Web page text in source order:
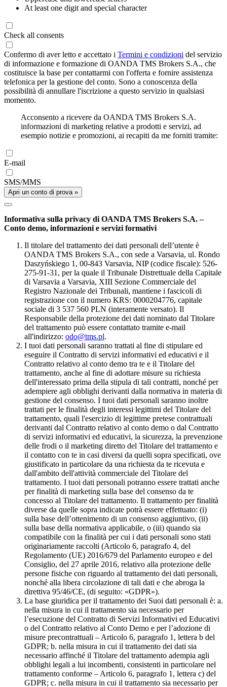
At least one digit and special character
Check all consents
Confermo di aver letto e accettato i Termini e condizioni del servizio
di informazione e formazione di OANDA TMS Brokers S.A., che
costituisce la base per contattarmi con l'offerta e fornire assistenza
telefonica per la gestione del conto. Sono a conoscenza della
possibilità di annullare l'iscrizione a questo servizio in qualsiasi
momento.
Acconsento a ricevere da OANDA TMS Brokers S.A.
informazioni di marketing relative a prodotti e servizi, ad
esempio notizie e promozioni, ai recapiti da me forniti tramite:
E-mail
SMS/MMS
Apri un conto di prova »
Informativa sulla privacy di OANDA TMS Brokers S.A. –
Conto demo, informazioni e servizi formativi
Il titolare del trattamento dei dati personali dell’utente è
OANDA TMS Brokers S.A., con sede a Varsavia, ul. Rondo
Daszyńskiego 1, 00-843 Varsavia, NIP (codice fiscale): 526-
275-91-31, per la quale il Tribunale Distrettuale della Capitale
di Varsavia a Varsavia, XIII Sezione Commerciale del
Registro Nazionale dei Tribunali, mantiene i fascicoli di
registrazione con il numero KRS: 0000204776, capitale
sociale di 3 537 560 PLN (interamente versato). Il
Responsabile della protezione dei dati nominato dal Titolare
del trattamento può essere contattato tramite e-mail
all'indirizzo: odo@tms.pl.
I tuoi dati personali saranno trattati al fine di stipulare ed
eseguire il Contratto di servizi informativi ed educativi e il
Contratto relativo al conto demo tra te e il Titolare del
trattamento, anche al fine di adottare misure su richiesta
dell'interessato prima della stipula di tali contratti, nonché per
adempiere agli obblighi derivanti dalla normativa in materia di
gestione del consenso. I tuoi dati personali saranno inoltre
trattati per le finalità degli interessi legittimi del Titolare del
trattamento, quali l'esercizio di legittime pretese contrattuali
derivanti dal Contratto relativo al conto demo o dal Contratto
di servizi informativi ed educativi, la sicurezza, la prevenzione
delle frodi o il marketing diretto del Titolare del trattamento e
il contatto con te in casi diversi da quelli sopra specificati, ove
giustificato in particolare da una richiesta da te ricevuta e
dall'ambito dell'attività commerciale del Titolare del
trattamento. I tuoi dati personali potranno essere trattati anche
per finalità di marketing sulla base del consenso da te
concesso al Titolare del trattamento. Il trattamento per finalità
diverse da quelle sopra indicate potrà essere effettuato: (i)
sulla base dell’ottenimento di un consenso aggiuntivo, (ii)
sulla base della normativa applicabile, o (iii) quando sia
compatibile con la finalità per cui i dati personali sono stati
originariamente raccolti (Articolo 6, paragrafo 4, del
Regolamento (UE) 2016/679 del Parlamento europeo e del
Consiglio, del 27 aprile 2016, relativo alla protezione delle
persone fisiche con riguardo al trattamento dei dati personali,
nonché alla libera circolazione di tali dati e che abroga la
direttiva 95/46/CE, (di seguito: «GDPR»).
La base giuridica per il trattamento dei Suoi dati personali è: a.
nella misura in cui il trattamento sia necessario per
l’esecuzione del Contratto di Servizi Informativi ed Educativi
o del Contratto relativo al Conto Demo e per l’adozione di
misure precontrattuali – Articolo 6, paragrafo 1, lettera b del
GDPR; b. nella misura in cui il trattamento dei dati sia
necessario affinché il Titolare del trattamento adempia agli
obblighi legali a lui incombenti, consistenti in particolare nel
trattamento conforme – Articolo 6, paragrafo 1, lettera c) del
GDPR; c. nella misura in cui il trattamento sia necessario per